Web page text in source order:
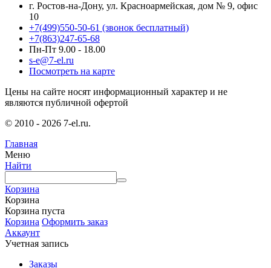
г. Ростов-на-Дону, ул. Красноармейская, дом № 9, офис
10
+7(499)550-50-61 (звонок бесплатный)
+7(863)247-65-68
Пн-Пт 9.00 - 18.00
s-e@7-el.ru
Посмотреть на карте
Цены на сайте носят информационный характер и не
являются публичной офертой
© 2010 - 2026 7-el.ru.
Главная
Меню
Найти
Корзина
Корзина
Корзина пуста
Корзина Оформить заказ
Аккаунт
Учетная запись
Заказы